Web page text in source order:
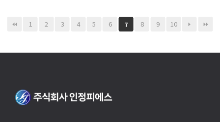
1 2 3 4 5 6 7 8 9 10